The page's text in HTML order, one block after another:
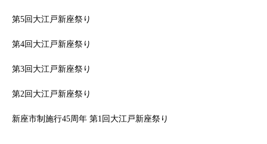
第5回大江戸新座祭り
第4回大江戸新座祭り
第3回大江戸新座祭り
第2回大江戸新座祭り
新座市制施行45周年 第1回大江戸新座祭り